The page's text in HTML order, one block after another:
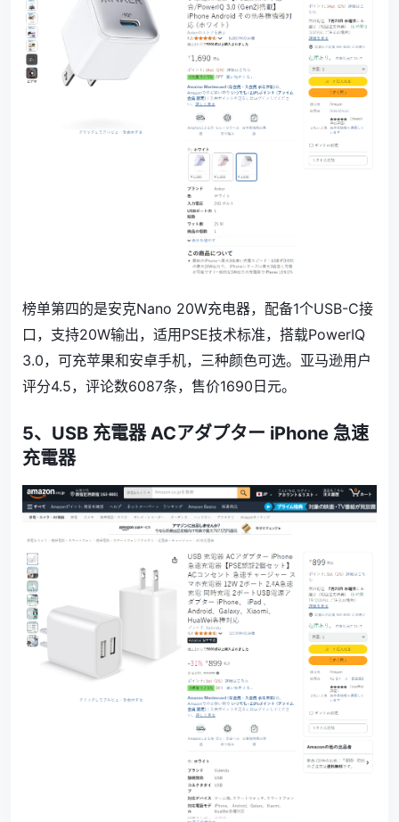
榜单第四的是安克Nano 20W充电器，配备1个USB-C接
口，支持20W输出，适用PSE技术标准，搭载PowerIQ
3.0，可充苹果和安卓手机，三种颜色可选。亚马逊用户
评分4.5，评论数6087条，售价1690日元。
5、 USB 充電器 ACアダプター iPhone 急速
充電器